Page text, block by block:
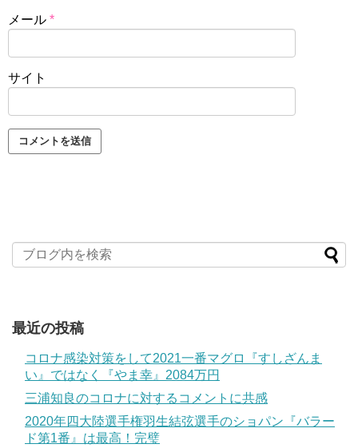
メール *
サイト
最近の投稿
コロナ感染対策をして2021一番マグロ『すしざんま
い』ではなく『やま幸』2084万円
三浦知良のコロナに対するコメントに共感
2020年四大陸選手権羽生結弦選手のショパン『バラー
ド第1番』は最高！完璧